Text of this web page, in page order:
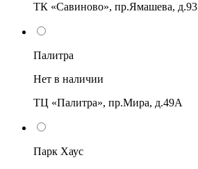
ТК «Савиново», пр.Ямашева, д.93
Палитра
Нет в наличии
ТЦ «Палитра», пр.Мира, д.49А
Парк Хаус